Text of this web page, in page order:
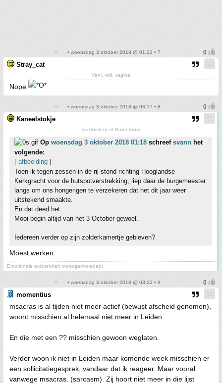
• woensdag 3 oktober 2018 @ 01:23 • 7
Stray_cat
Veni, vidi, vagina
Nope
• woensdag 3 oktober 2018 @ 03:17 • 8
Kaneelstokje
Archbishop of Banterbury
Op woensdag 3 oktober 2018 01:18 schreef svann het
volgende:
[ afbeelding ]
Toen ik tegen zessen in de rij stond richting Hooglandse
Kerkgracht voor de hutspotverstrekking, liep daar de burgemeester
langs om ons hongerigen te verzekeren dat het dit jaar weer
uitstekend smaakte.
En dat deed het.
Mooi begin altijd van het 3 October-gewoel.
Iedereen verder op zijn zolderkamertje gebleven?
Moest werken.
Emotionele exclusiviteit monogamie-adept
• woensdag 3 oktober 2018 @ 03:22 • 9
momentius
msacras is al tijden niet meer actief (bewust afscheid genomen),
woont misschien al helemaal niet meer in Leiden.
En die met een ?? misschien gewoon weglaten.
Verder woon ik niet in Leiden maar komende week misschien er
een sollicitatiegesprek, vandaar dat ik reageer. Maar vooral
vanwege msacras. (sarcasm). Zij hoort niet meer in die lijst